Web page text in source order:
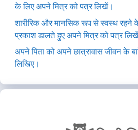
के लिए अपने मित्र को पत्र लिखें।
शारीरिक और मानसिक रूप से स्वस्थ रहने
प्रकाश डालते हुए अपने मित्र को पत्र
अपने पिता को अपने छात्रावास जीवन के
लिखिए।